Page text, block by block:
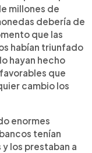
millones de
debería de
que las
habían triunfado
hayan hecho
que
cambio los
enormes
tenían
los prestaban a